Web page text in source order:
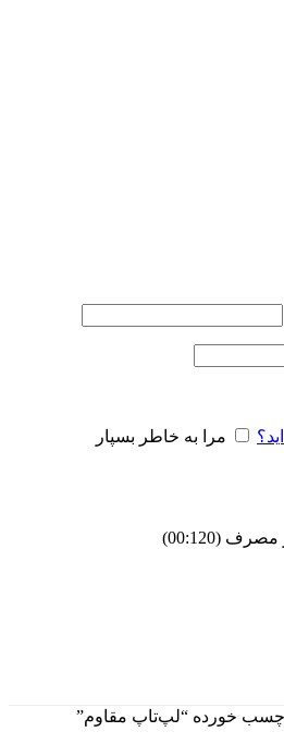
مرا به خاطر بسپار
مصرف (00:
120
)
خورده “لپ‌تاپ مقاوم”